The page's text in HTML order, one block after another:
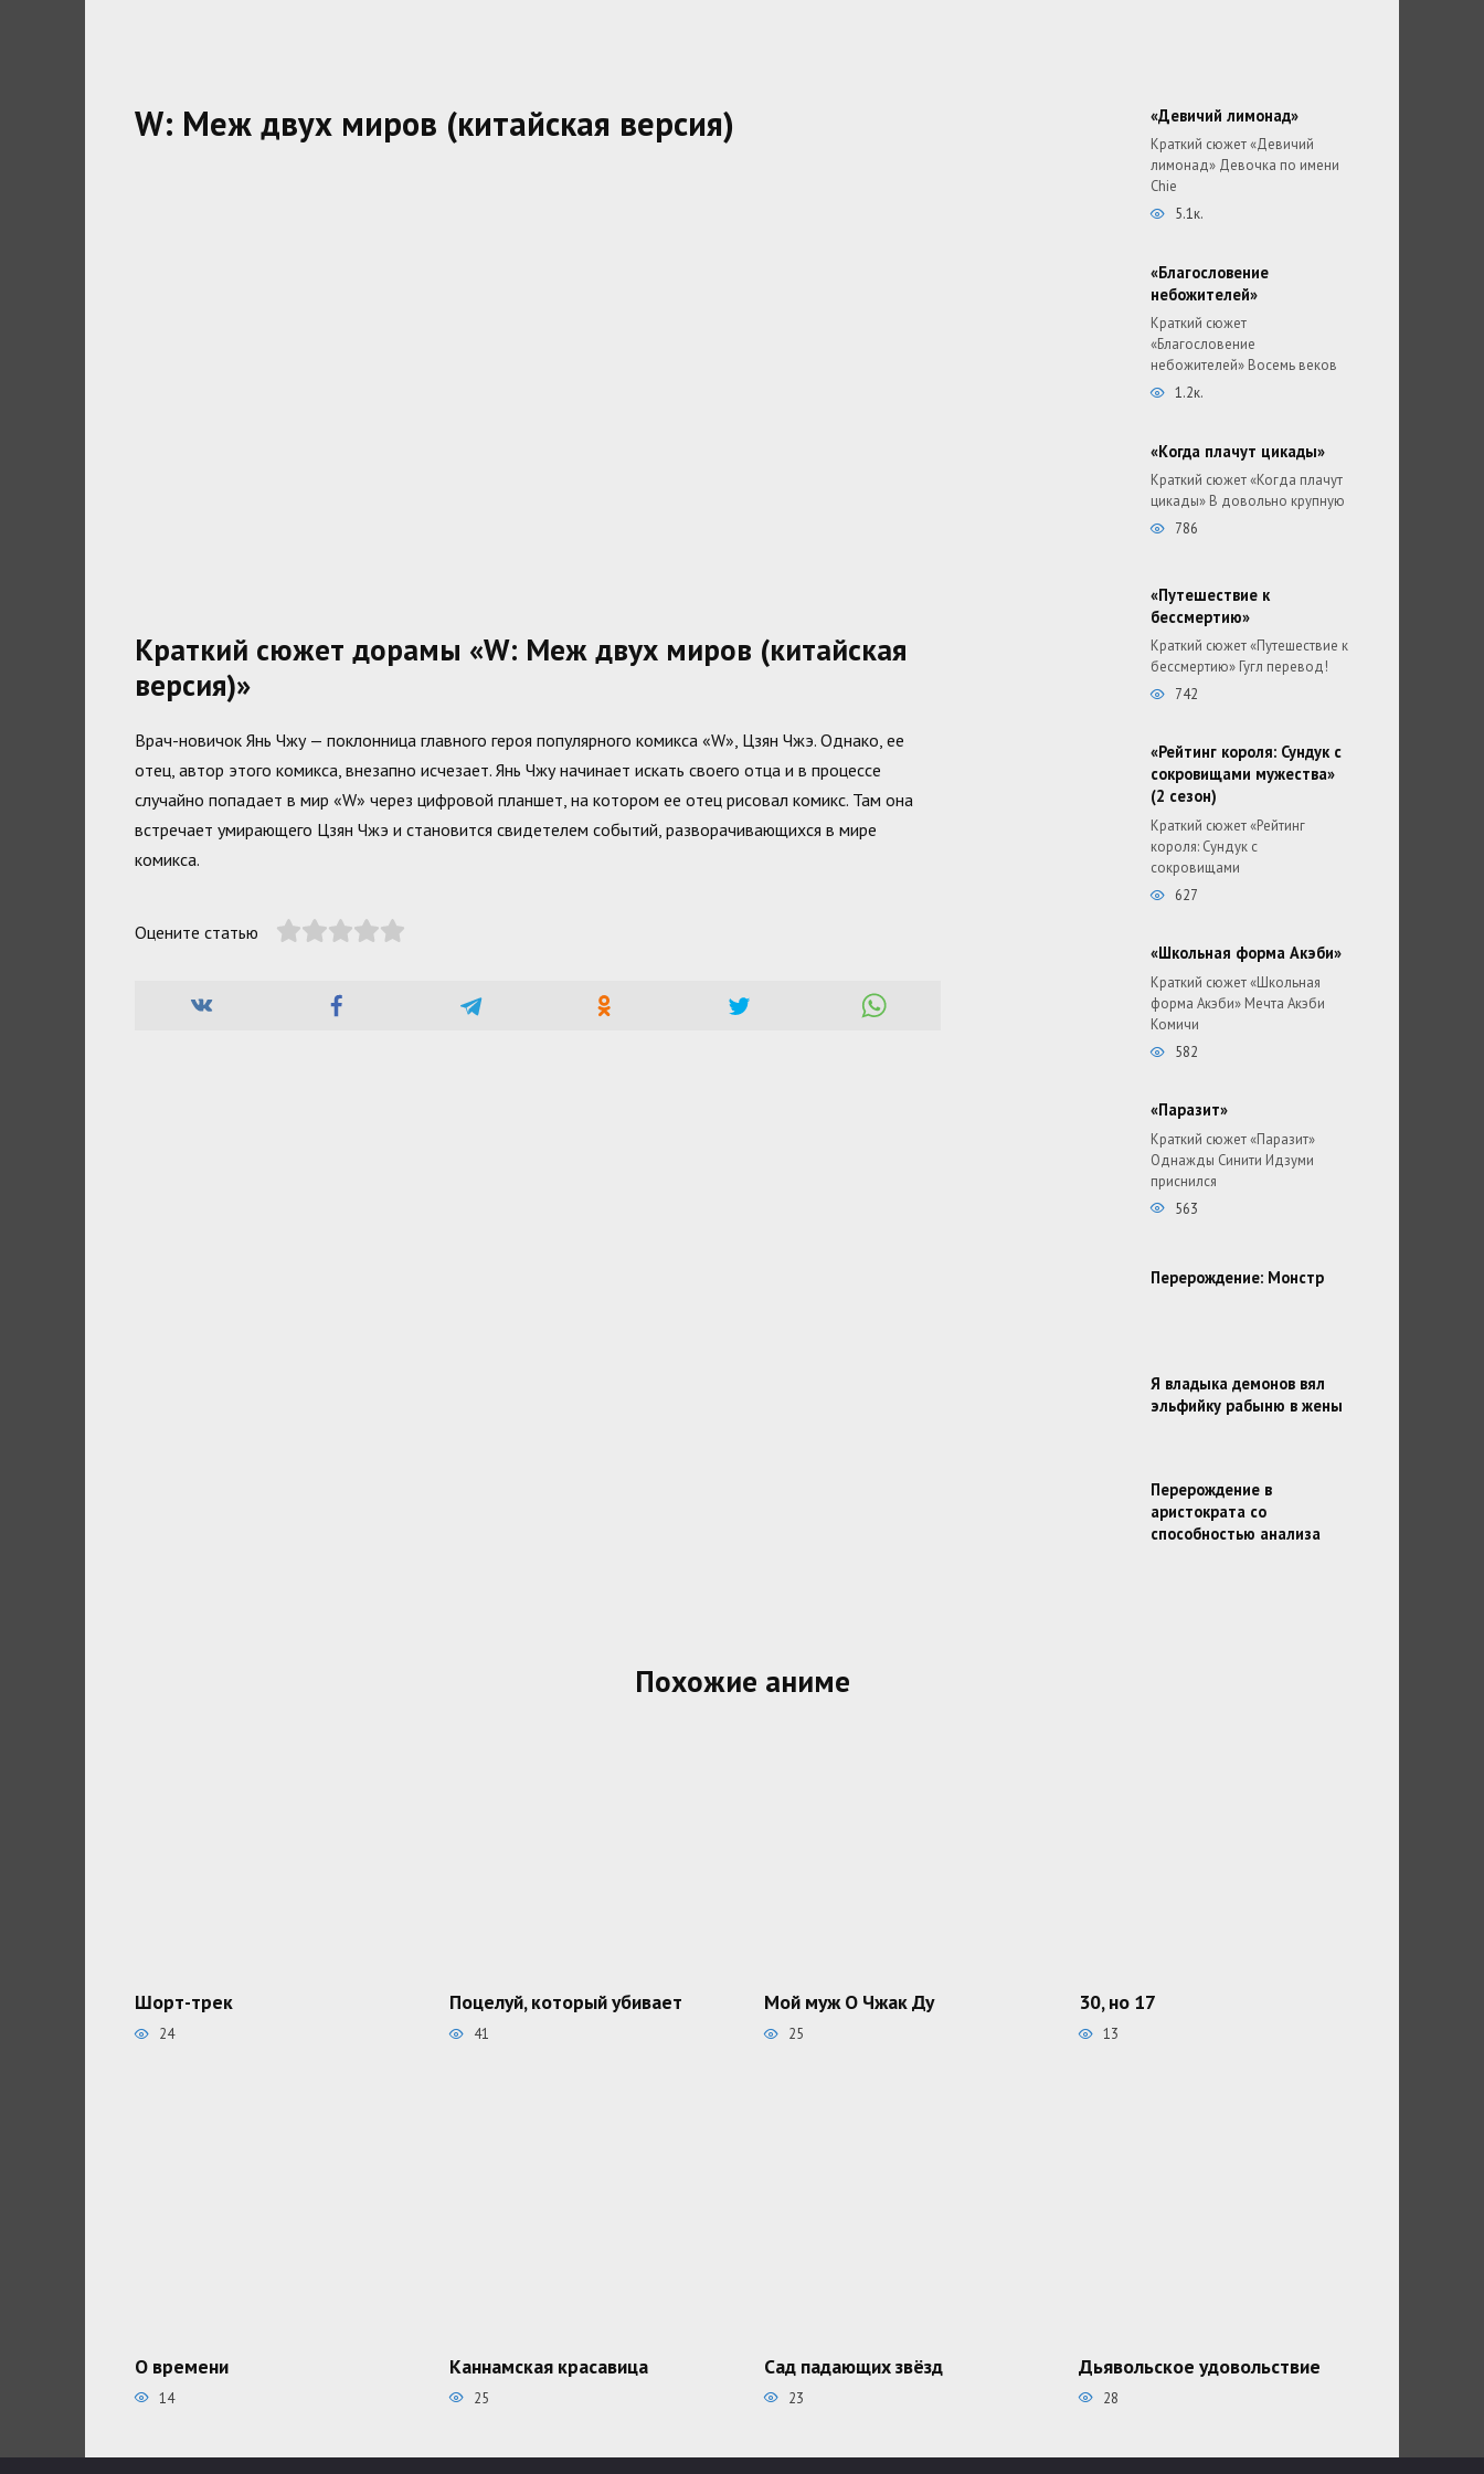
W: Меж двух миров (китайская версия)
Краткий сюжет дорамы «W: Меж двух миров (китайская
версия)»
Врач-новичок Янь Чжу — поклонница главного героя популярного комикса «W», Цзян Чжэ. Однако, ее
отец, автор этого комикса, внезапно исчезает. Янь Чжу начинает искать своего отца и в процессе
случайно попадает в мир «W» через цифровой планшет, на котором ее отец рисовал комикс. Там она
встречает умирающего Цзян Чжэ и становится свидетелем событий, разворачивающихся в мире
комикса.
Оцените статью
«Девичий лимонад»
Краткий сюжет «Девичий
лимонад» Девочка по имени
Chie
5.1к.
«Благословение
небожителей»
Краткий сюжет
«Благословение
небожителей» Восемь веков
1.2к.
«Когда плачут цикады»
Краткий сюжет «Когда плачут
цикады» В довольно крупную
786
«Путешествие к
бессмертию»
Краткий сюжет «Путешествие к
бессмертию» Гугл перевод!
742
«Рейтинг короля: Сундук с
сокровищами мужества»
(2 сезон)
Краткий сюжет «Рейтинг
короля: Сундук с
сокровищами
627
«Школьная форма Акэби»
Краткий сюжет «Школьная
форма Акэби» Мечта Акэби
Комичи
582
«Паразит»
Краткий сюжет «Паразит»
Однажды Синити Идзуми
приснился
563
Перерождение: Монстр
Я владыка демонов вял
эльфийку рабыню в жены
Перерождение в
аристократа со
способностью анализа
Похожие аниме
Шорт-трек
24
Поцелуй, который убивает
41
Мой муж О Чжак Ду
25
30, но 17
13
О времени
14
Каннамская красавица
25
Сад падающих звёзд
23
Дьявольское удовольствие
28